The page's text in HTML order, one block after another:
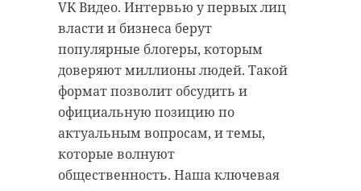
VK Видео. Интервью у первых лиц
власти и бизнеса берут
популярные блогеры, которым
доверяют миллионы людей. Такой
формат позволит обсудить и
официальную позицию по
актуальным вопросам, и темы,
которые волнуют
общественность. Наша ключевая
47channel
С целью обеспечить людей в ДК
деревни Пеники необходимыми
бытовыми условиями
разделяет большая
часть человечества,
о становлении нового
миропорядка,
объективном
ослаблении позиций
гегемонов